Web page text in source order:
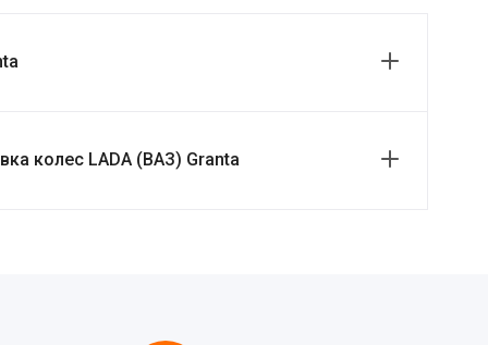
колес LADA (ВАЗ) Granta